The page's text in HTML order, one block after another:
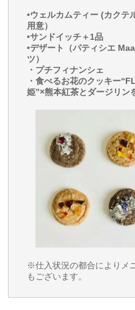
•ウェルカムティー (カクテ
用意）
•サンドイッチ＋1品
•デザート（パティシエ
ツ）
・プチフィナンシェ
・食べるお花のクッキー
姫”×熊本紅茶とダージリン
※仕入状況の都合によりメ
もございます。